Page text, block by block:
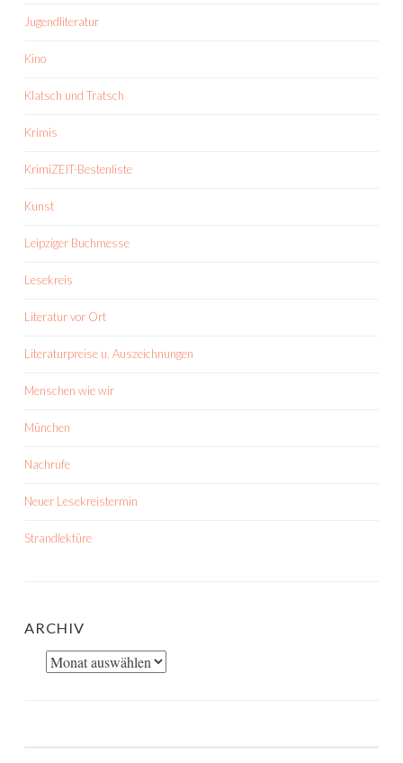
Jugendliteratur
Kino
Klatsch und Tratsch
Krimis
KrimiZEIT-Bestenliste
Kunst
Leipziger Buchmesse
Lesekreis
Literatur vor Ort
Literaturpreise u. Auszeichnungen
Menschen wie wir
München
Nachrufe
Neuer Lesekreistermin
Strandlektüre
ARCHIV
Archiv